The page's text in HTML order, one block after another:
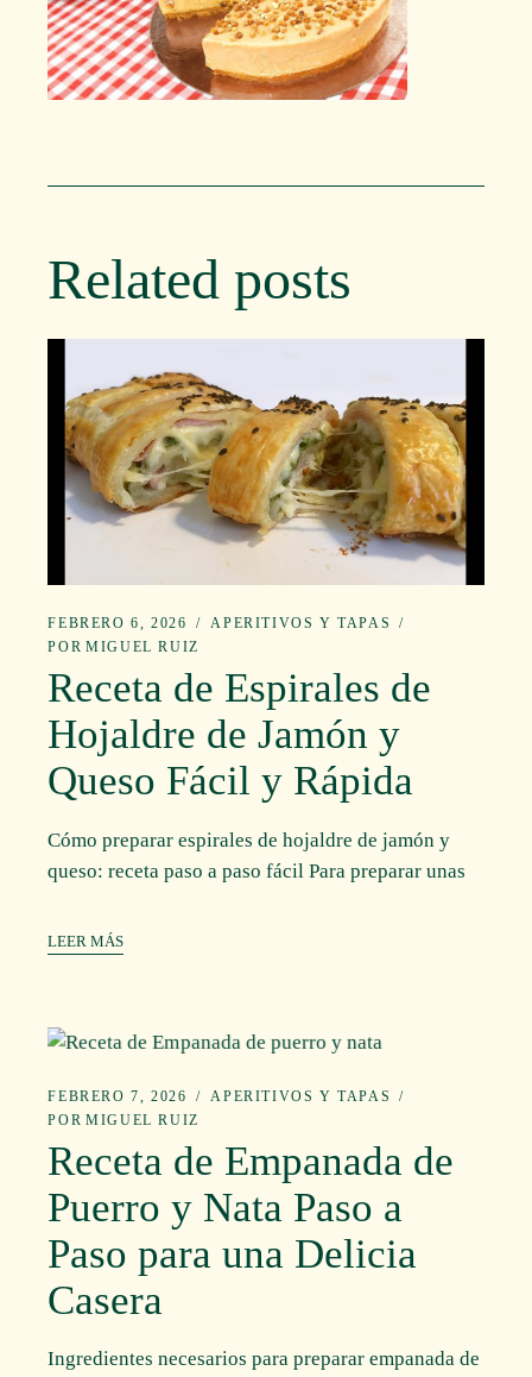
Related posts
FEBRERO 6, 2026
APERITIVOS Y TAPAS
POR MIGUEL RUIZ
Receta de Espirales de
Hojaldre de Jamón y
Queso Fácil y Rápida
Cómo preparar espirales de hojaldre de jamón y
queso: receta paso a paso fácil Para preparar unas
LEER MÁS
FEBRERO 7, 2026
APERITIVOS Y TAPAS
POR MIGUEL RUIZ
Receta de Empanada de
Puerro y Nata Paso a
Paso para una Delicia
Casera
Ingredientes necesarios para preparar empanada de